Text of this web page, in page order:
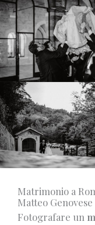
Matrimonio a
Matteo Genovese
Fotografare un